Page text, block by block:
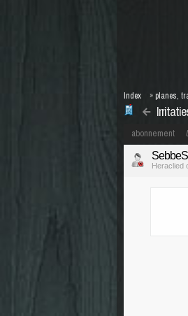
Index » planes,
abonnement
Heraclied